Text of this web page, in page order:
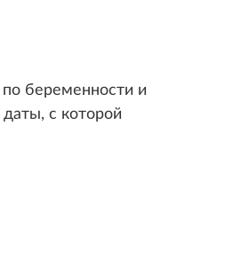
беременности и
с которой